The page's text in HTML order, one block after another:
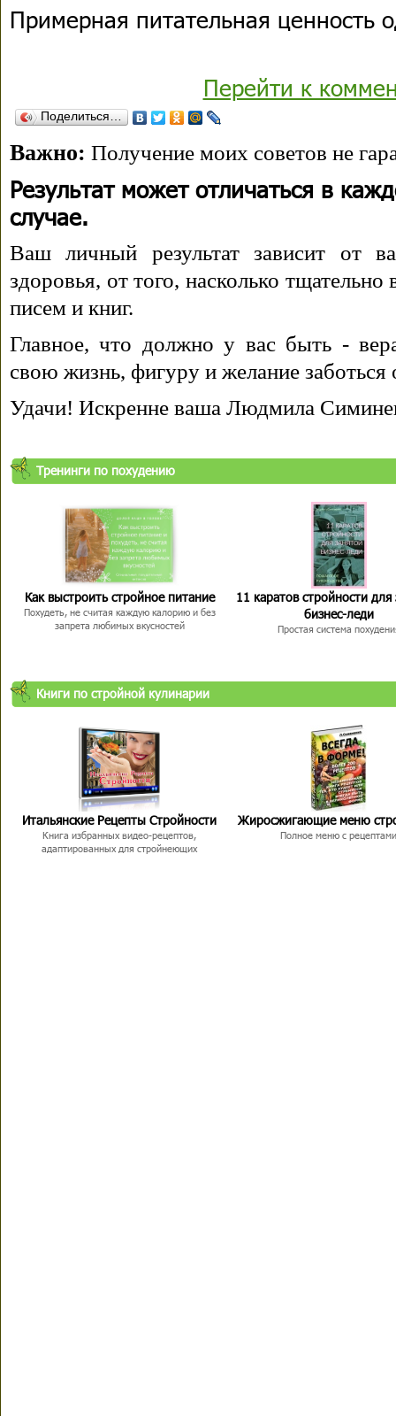
Примерная питательная ценность
Перейти к
Поделиться…
Важно: Получение моих советов не
Результат может отличаться в
случае.
Ваш личный результат зависит от
здоровья, от того, насколько
писем и книг.
Главное, что должно у вас быть -
свою жизнь, фигуру и желание заботься
Удачи! Искренне ваша Людмила
Тренинги по похудению
Как выстроить стройное питание
Похудеть, не считая каждую калорию и без
запрета любимых вкусностей
11 каратов стройности для
бизнес-леди
Простая система
Книги по стройной кулинарии
Итальянские Рецепты Стройности
Книга избранных видео-рецептов,
адаптированных для стройнеющих
Жиросжигающие меню
Полное меню с рецептами